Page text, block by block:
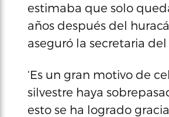
estimaba que solo
años después del
aseguró la secretaria del
‘Es un gran motivo de
silvestre haya
esto se ha logrado